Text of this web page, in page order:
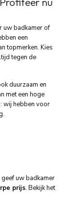
uw badkamer of
een
topmerken. Kies
tegen de
duurzaam en
met een hoge
wij hebben voor
geef uw badkamer
prijs. Bekijk het